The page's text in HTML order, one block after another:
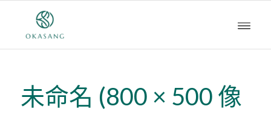
未命名 (800 × 500 像